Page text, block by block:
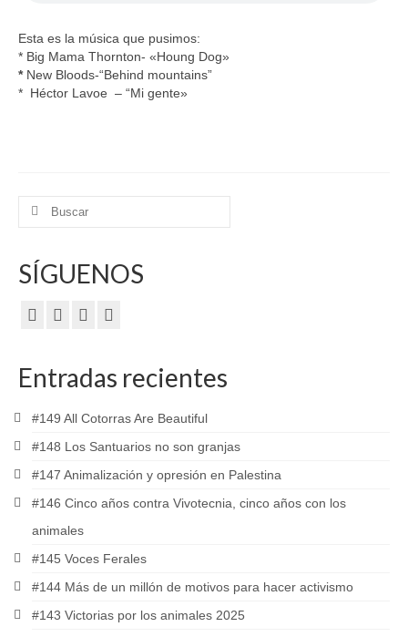
Esta es la música que pusimos:
* Big Mama Thornton- «Houng Dog»
* New Bloods-“Behind mountains”
* Héctor Lavoe – “Mi gente»
Buscar
SÍGUENOS
Entradas recientes
#149 All Cotorras Are Beautiful
#148 Los Santuarios no son granjas
#147 Animalización y opresión en Palestina
#146 Cinco años contra Vivotecnia, cinco años con los
animales
#145 Voces Ferales
#144 Más de un millón de motivos para hacer activismo
#143 Victorias por los animales 2025